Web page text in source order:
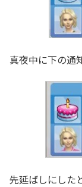
真夜中に下の通
先延ばしにした